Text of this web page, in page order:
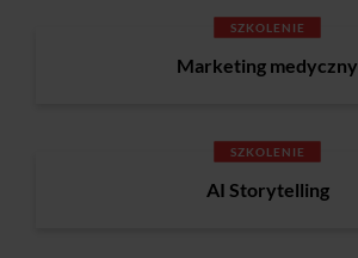
SZKOLENIE
Marketing medyczny
SZKOLENIE
AI Storytelling